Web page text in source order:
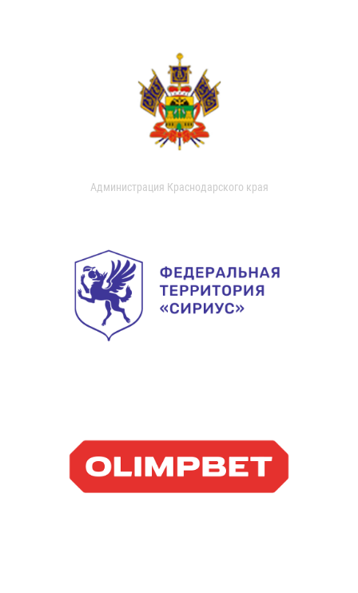
Администрация Краснодарского края